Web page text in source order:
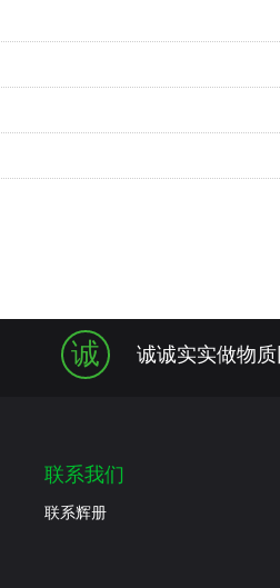
诚 诚诚实实做物
联系我们
联系辉册